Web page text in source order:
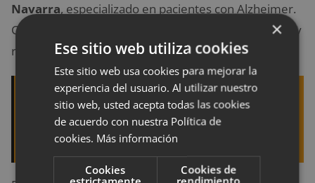
Navarra, especializado en pacientes con Alzheimer.
Cuentan con un invernadero que ayuda a enfermos y
residentes.
Quizá te interese leer:
¿Qué hacer con tu
cuerpo después de morir? Las alternativas al
típico entierro
×
Ese sitio web utiliza cookies
Este sitio web usa cookies para mejorar la
experiencia del usuario. Al utilizar nuestro
sitio web, usted acepta todas las cookies
de acuerdo con nuestra Política de
cookies. Más información
Cookies
Cookies de